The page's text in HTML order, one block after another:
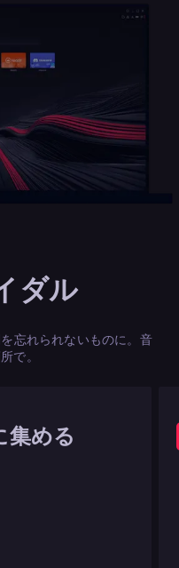
ダル
忘れられないものに。音
で。
集める